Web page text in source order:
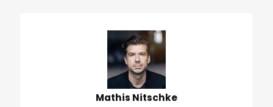
Mathis Nitschke